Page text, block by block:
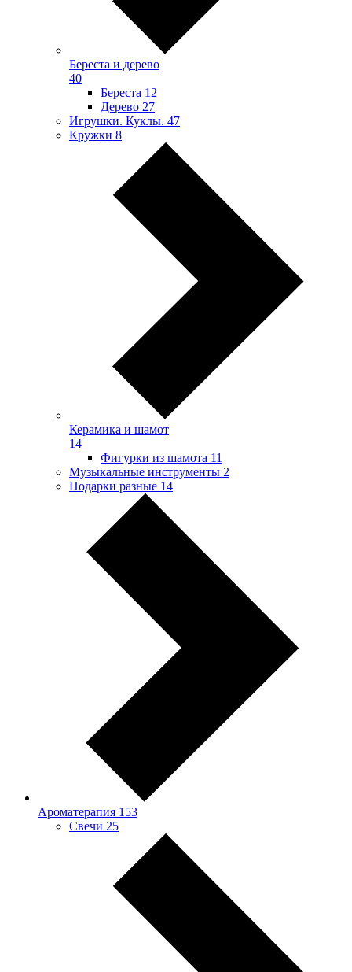
Береста и дерево
40
Береста 12
Дерево 27
Игрушки. Куклы. 47
Кружки 8
Керамика и шамот
14
Фигурки из шамота 11
Музыкальные инструменты 2
Подарки разные 14
Ароматерапия 153
Свечи 25